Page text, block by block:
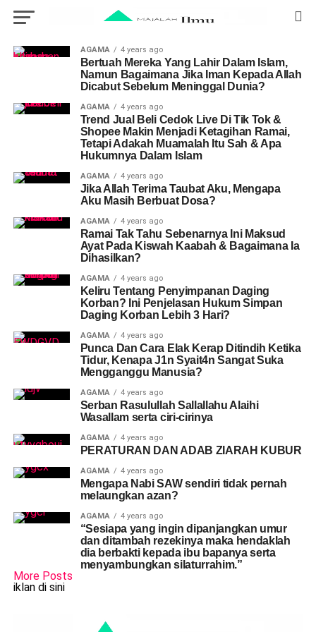
AGAMA 4 years ago
Bertuah Mereka Yang Lahir Dalam Islam,
Namun Bagaimana Jika Iman Kepada Allah
Dicabut Sebelum Meninggal Dunia?
AGAMA 4 years ago
Trend Jual Beli Cedok Live Di Tik Tok &
Shopee Makin Menjadi Ketagihan Ramai,
Tetapi Adakah Muamalah Itu Sah & Apa
Hukumnya Dalam Islam
AGAMA 4 years ago
Jika Allah Terima Taubat Aku, Mengapa
Aku Masih Berbuat Dosa?
AGAMA 4 years ago
Ramai Tak Tahu Sebenarnya Ini Maksud
Ayat Pada Kiswah Kaabah & Bagaimana Ia
Dihasilkan?
AGAMA 4 years ago
Keliru Tentang Penyimpanan Daging
Korban? Ini Penjelasan Hukum Simpan
Daging Korban Lebih 3 Hari?
AGAMA 4 years ago
Punca Dan Cara Elak Kerap Ditindih Ketika
Tidur, Kenapa J1n Syait4n Sangat Suka
Mengganggu Manusia?
AGAMA 4 years ago
Serban Rasulullah Sallallahu Alaihi
Wasallam serta ciri-cirinya
AGAMA 4 years ago
PERATURAN DAN ADAB ZIARAH KUBUR
AGAMA 4 years ago
Mengapa Nabi SAW sendiri tidak pernah
melaungkan azan?
AGAMA 4 years ago
“Sesiapa yang ingin dipanjangkan umur
dan ditambah rezekinya maka hendaklah
dia berbakti kepada ibu bapanya serta
menyambungkan silaturrahim.”
More Posts
iklan di sini